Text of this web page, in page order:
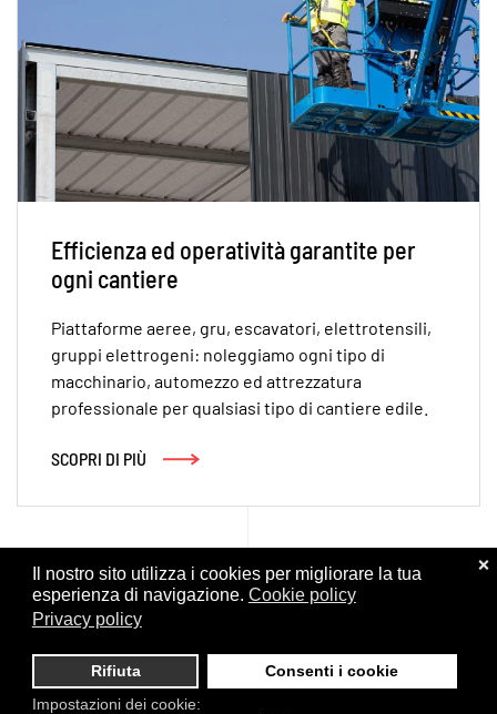
Il nostro sito utilizza i cookies per migliorare la tua
esperienza di navigazione. Cookie policy
Privacy policy
Rifiuta Consenti i cookie
❌
Impostazioni dei cookie:
Efficienza ed operatività garantite per
ogni cantiere
Piattaforme aeree, gru, escavatori, elettrotensili,
gruppi elettrogeni: noleggiamo ogni tipo di
macchinario, automezzo ed attrezzatura
professionale per qualsiasi tipo di cantiere edile.
SCOPRI DI PIÙ